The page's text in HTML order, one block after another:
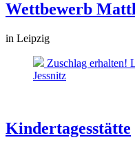
Wettbewerb
in Leipzig
Zuschlag erhalten!
Jessnitz
Kindertagesstätte